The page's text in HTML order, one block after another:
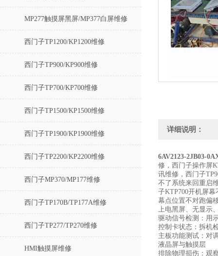
MP277触摸屏黑屏/MP377白屏维修
西门子TP1200/KP1200维修
西门子TP900/KP900维修
西门子TP700/KP700维修
西门子TP1500/KP1500维修
西门子TP1900/KP1900维修
西门子TP2200/KP2200维修
西门子MP370/MP177维修
西门子TP170B/TP177A维修
西门子TP277/TP270维修
HMI触摸屏维修
详细说明：
6AV2123-2JB03-
修，西门子操作屏
讯维修，西门子
不了系统来回重启
子KTP700开机屏
幕点位置不对跑偏
上电黑屏、无显示
驱动信号检测‌：用
控制卡状态‌：拆机
主板功能测试‌：对
‌液晶屏与触摸层‌
排除物理损伤：观